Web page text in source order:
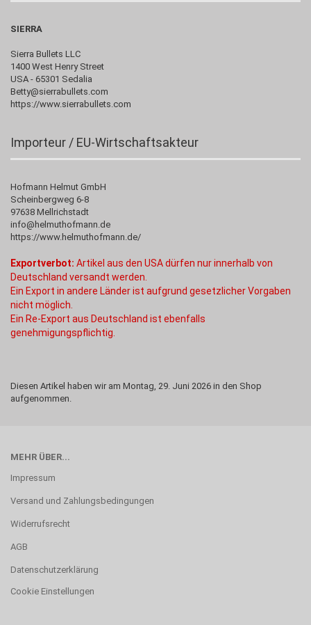
SIERRA
Sierra Bullets LLC
1400 West Henry Street
USA - 65301 Sedalia
Betty@sierrabullets.com
https://www.sierrabullets.com
Importeur / EU-Wirtschaftsakteur
Hofmann Helmut GmbH
Scheinbergweg 6-8
97638 Mellrichstadt
info@helmuthofmann.de
https://www.helmuthofmann.de/
Exportverbot: Artikel aus den USA dürfen nur innerhalb von
Deutschland versandt werden.
Ein Export in andere Länder ist aufgrund gesetzlicher Vorgaben
nicht möglich.
Ein Re-Export aus Deutschland ist ebenfalls
genehmigungspflichtig.
Diesen Artikel haben wir am Montag, 29. Juni 2026 in den Shop
aufgenommen.
MEHR ÜBER...
Impressum
Versand und Zahlungsbedingungen
Widerrufsrecht
AGB
Datenschutzerklärung
Cookie Einstellungen